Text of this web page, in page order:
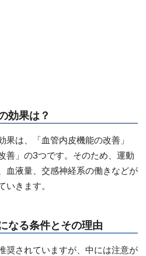
効果は？
は、「血管内皮機能の改善」
善」の3つです。そのため、運動
血液量、交感神経系の働きなどが
いきます。
なる条件とその理由
奨されていますが、中には注意が